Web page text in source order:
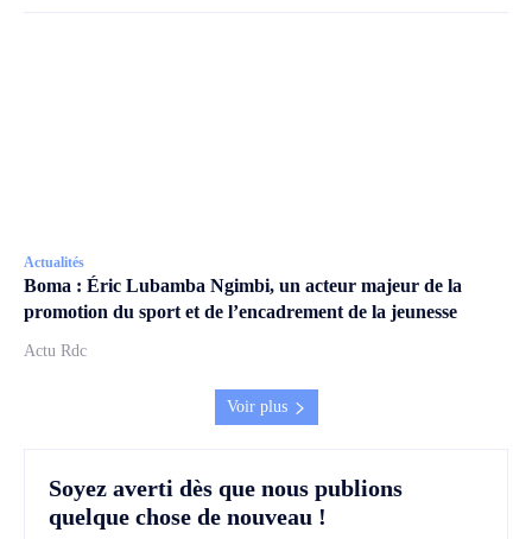
Actualités
Boma : Éric Lubamba Ngimbi, un acteur majeur de la
promotion du sport et de l’encadrement de la jeunesse
Actu Rdc
Voir plus
Soyez averti dès que nous publions
quelque chose de nouveau !